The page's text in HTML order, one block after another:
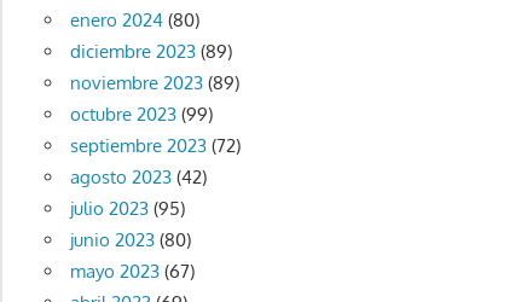
enero 2024(80)
diciembre 2023(89)
noviembre 2023(89)
octubre 2023(99)
septiembre 2023(72)
agosto 2023(42)
julio 2023(95)
junio 2023(80)
mayo 2023(67)